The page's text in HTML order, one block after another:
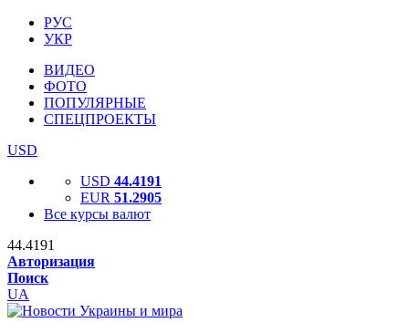
РУС
УКР
ВИДЕО
ФОТО
ПОПУЛЯРНЫЕ
СПЕЦПРОЕКТЫ
USD
USD 44.4191
EUR 51.2905
Все курсы валют
44.4191
Авторизация
Поиск
UA